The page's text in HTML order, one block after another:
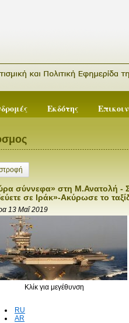
Εκδότης
σύννεφα» στη Μ.Ανατολή -
σε Ιράκ»-Ακύρωσε το
13 Μαΐ 2019
Κλίκ για μεγέθυνση
RU
AR